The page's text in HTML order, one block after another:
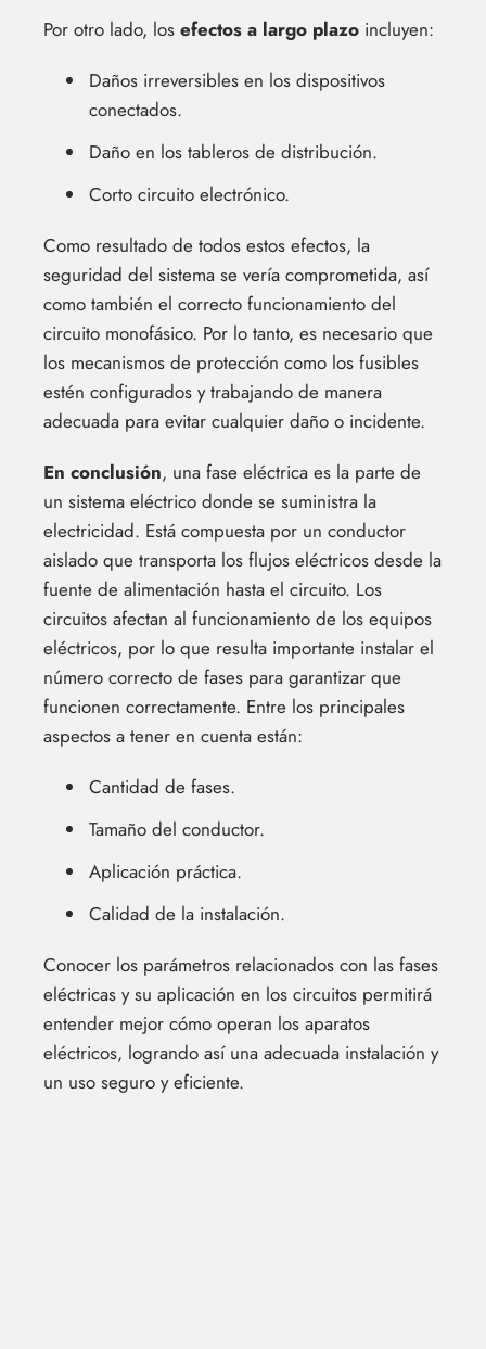
Por otro lado, los efectos a largo plazo incluyen:
Daños irreversibles en los dispositivos
conectados.
Daño en los tableros de distribución.
Corto circuito electrónico.
Como resultado de todos estos efectos, la
seguridad del sistema se vería comprometida, así
como también el correcto funcionamiento del
circuito monofásico. Por lo tanto, es necesario que
los mecanismos de protección como los fusibles
estén configurados y trabajando de manera
adecuada para evitar cualquier daño o incidente.
En conclusión, una fase eléctrica es la parte de
un sistema eléctrico donde se suministra la
electricidad. Está compuesta por un conductor
aislado que transporta los flujos eléctricos desde la
fuente de alimentación hasta el circuito. Los
circuitos afectan al funcionamiento de los equipos
eléctricos, por lo que resulta importante instalar el
número correcto de fases para garantizar que
funcionen correctamente. Entre los principales
aspectos a tener en cuenta están:
Cantidad de fases.
Tamaño del conductor.
Aplicación práctica.
Calidad de la instalación.
Conocer los parámetros relacionados con las fases
eléctricas y su aplicación en los circuitos permitirá
entender mejor cómo operan los aparatos
eléctricos, logrando así una adecuada instalación y
un uso seguro y eficiente.